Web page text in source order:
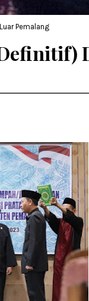
Pemalang